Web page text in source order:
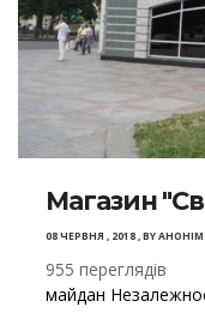
Магазин
08 ЧЕРВНЯ , 2018,BYАНОНІМ
955 переглядів
майдан